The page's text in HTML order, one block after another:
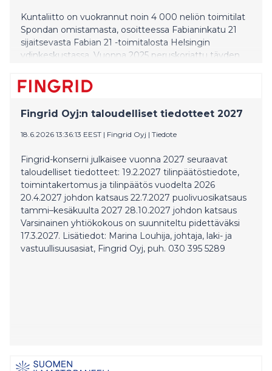
Kuntaliitto on vuokrannut noin 4 000 neliön toimitilat
Spondan omistamasta, osoitteessa Fabianinkatu 21
sijaitsevasta Fabian 21 -toimitalosta Helsingin
ydinkeskustassa. Vuonna 2025 peruskorjattu täyden
runsaan kattauksen arjen sujuvuutta helpottavia
palveluja.
Fingrid Oyj:n taloudelliset tiedotteet 2027
18.6.2026 13:36:13 EEST | Fingrid Oyj | Tiedote
Fingrid-konserni julkaisee vuonna 2027 seuraavat
taloudelliset tiedotteet: 19.2.2027 tilinpäätöstiedote,
toimintakertomus ja tilinpäätös vuodelta 2026
20.4.2027 johdon katsaus 22.7.2027 puolivuosikatsaus
tammi–kesäkuulta 2027 28.10.2027 johdon katsaus
Varsinainen yhtiökokous on suunniteltu pidettäväksi
17.3.2027. Lisätiedot: Marina Louhija, johtaja, laki- ja
vastuullisuusasiat, Fingrid Oyj, puh. 030 395 5289